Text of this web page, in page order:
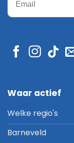
Waar actief
Welke regio's
Barneveld